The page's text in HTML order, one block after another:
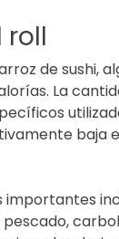
roll
de sushi,
La
baja